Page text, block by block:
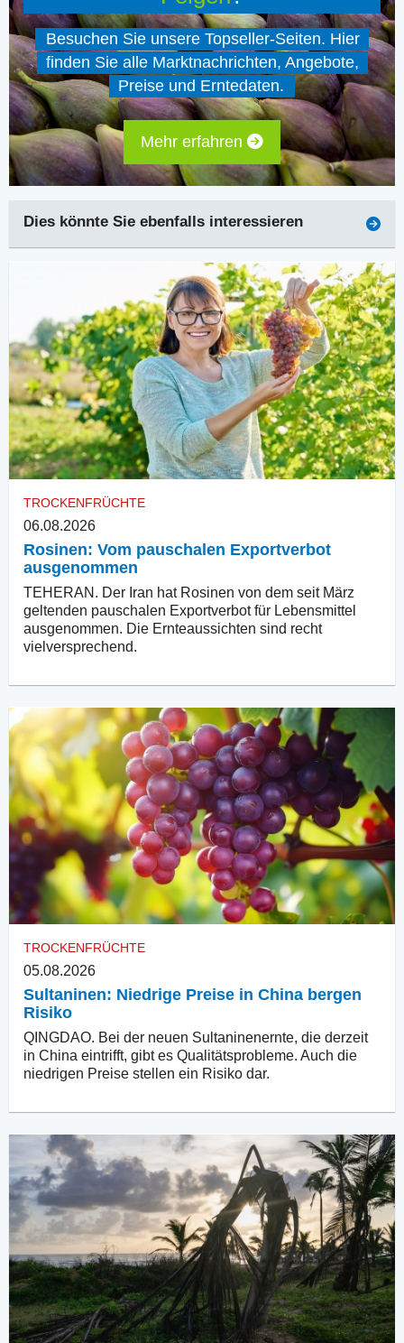
Besuchen Sie unsere Topseller-Seiten. Hier
finden Sie alle Marktnachrichten, Angebote,
Preise und Erntedaten.
Mehr erfahren
Dies könnte Sie ebenfalls interessieren
TROCKENFRÜCHTE
06.08.2026
Rosinen: Vom pauschalen Exportverbot
ausgenommen
TEHERAN. Der Iran hat Rosinen von dem seit März
geltenden pauschalen Exportverbot für Lebensmittel
ausgenommen. Die Ernteaussichten sind recht
vielversprechend.
TROCKENFRÜCHTE
05.08.2026
Sultaninen: Niedrige Preise in China bergen
Risiko
QINGDAO. Bei der neuen Sultaninenernte, die derzeit
in China eintrifft, gibt es Qualitätsprobleme. Auch die
niedrigen Preise stellen ein Risiko dar.